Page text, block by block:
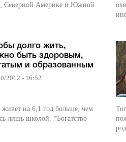
Северной Америке и Южной
долго жить,
быть здоровым,
и образованным
2012 - 16:52
на 6,1 год больше, чем
лишь школой. *Богатство